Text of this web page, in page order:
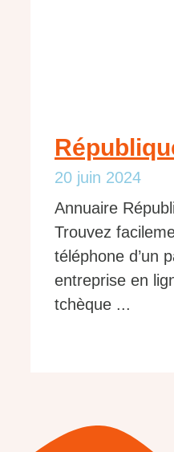
20 juin 2024
Annuaire
Trouvez
téléphone d’un
entreprise en
tchèque ...